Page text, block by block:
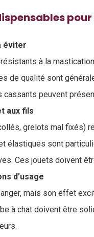
éviter
à la
de qualité sont
peuvent
aux fils
grelots mal fixés)
élastiques sont
Ces jouets doivent
d’usage
mais son effet
à chat doivent être